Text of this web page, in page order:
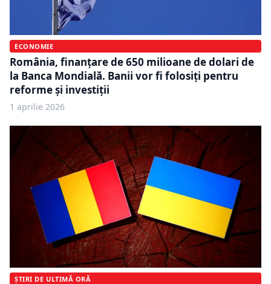
ECONOMIE
România, finanțare de 650 milioane de dolari de
la Banca Mondială. Banii vor fi folosiți pentru
reforme și investiții
1 aprilie 2026
ȘTIRI DE ULTIMĂ ORĂ